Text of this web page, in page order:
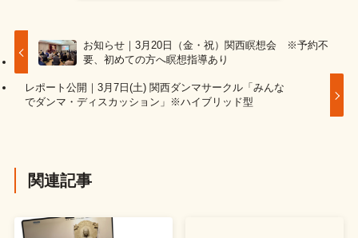
お知らせ｜3月20日（金・祝）関西瞑想会 ※予約不
要、初めての方へ瞑想指導あり
レポート公開｜3月7日(土) 関西ダンマサークル「みんな
でダンマ・ディスカッション」※ハイブリッド型
関連記事